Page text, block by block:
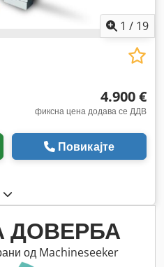
1 / 19
4.900 €
фиксна цена додава се ДДВ
Повикајте
ДОВЕРБА
од Machineseeker